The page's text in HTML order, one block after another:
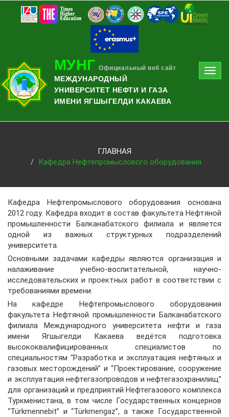
МУНГ Официальный веб сайт
МЕЖДУНАРОДНЫЙ
УНИВЕРСИТЕТ НЕФТИ И ГАЗА
ИМЕНИ ЯГШЫГЕЛДИ КАКАЕВА
ГЛАВНАЯ
Кафедра Нефтепромыслового оборудования
Кафедра Нефтепромыслового оборудования основана
2012 году. Кафедра входит в состав факультета Нефтяной
промышленности Балканабатского филиала и является
одной из важных структурных подразделений
университета.
Основными задачами кафедры являются организация и
налаживание учебно-воспитательной, научно-
исследовательских и проектных работ в соответствии с
требованиями времени.
На кафедре Нефтепромыслового оборудования
факультета Нефтяной промышленности Балканабатского
филиала Международного университета нефти и газа
имени Ягшыгелди Какаева ведётся подготовка
высококвалифицированных специалистов по
специальностям “Разработка и эксплуатация нефтяных и
газовых месторождений” и “Проектирование, сооружение
и эксплуатация нефтегазопроводов и нефтегазохранилищ”
для организаций и предприятий Нефтегазового комплекса
Туркменистана, в том числе Государственных концернов
“Türkmennebit” и “Türkmengaz”, а также Государственной